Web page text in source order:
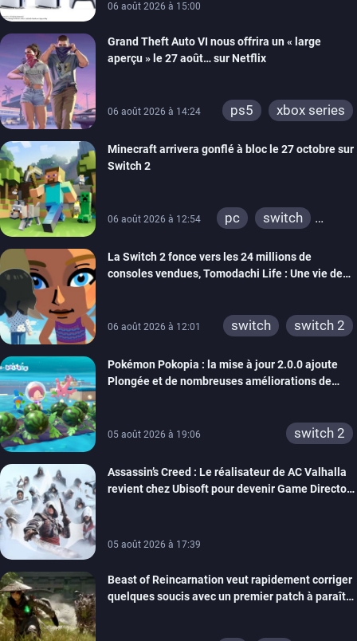
06 août 2026 à 15:00
Grand Theft Auto VI nous offrira un « large
aperçu » le 27 août… sur Netflix
06 août 2026 à 14:24 ps5 xbox series
Minecraft arrivera gonflé à bloc le 27 octobre sur
Switch 2
06 août 2026 à 12:54 pc
switch
xbox one
wiiu
3ds
ps3
switch 2
La Switch 2 fonce vers les 24 millions de
consoles vendues, Tomodachi Life : Une vie de
06 août 2026 à 12:01 switch switch 2
Pokémon Pokopia : la mise à jour 2.0.0 ajoute
Plongée et de nombreuses améliorations de
05 août 2026 à 19:06 switch 2
Assassin’s Creed : Le réalisateur de AC Valhalla
revient chez Ubisoft pour devenir Game Director
05 août 2026 à 17:39
Beast of Reincarnation veut rapidement corriger
quelques soucis avec un premier patch à paraître